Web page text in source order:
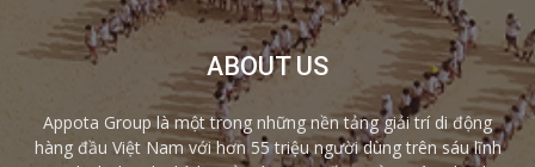
ABOUT US
Appota Group là một trong những nền tảng giải trí di động
hàng đầu Việt Nam với hơn 55 triệu người dùng trên sáu lĩnh